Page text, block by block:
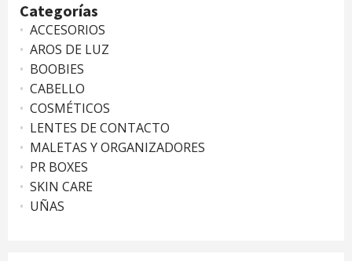
Categorías
ACCESORIOS
AROS DE LUZ
BOOBIES
CABELLO
COSMÉTICOS
LENTES DE CONTACTO
MALETAS Y ORGANIZADORES
PR BOXES
SKIN CARE
UÑAS